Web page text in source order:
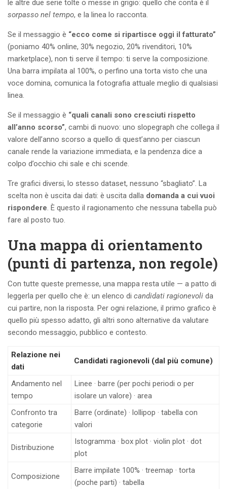
le altre due serie tolte o messe in grigio: quello che conta è il
sorpasso nel tempo, e la linea lo racconta.
Se il messaggio è “ecco come si ripartisce oggi il fatturato”
(poniamo 40% online, 30% negozio, 20% rivenditori, 10%
marketplace), non ti serve il tempo: ti serve la composizione.
Una barra impilata al 100%, o perfino una torta visto che una
voce domina, comunica la fotografia attuale meglio di qualsiasi
linea.
Se il messaggio è “quali canali sono cresciuti rispetto
all’anno scorso”, cambi di nuovo: uno slopegraph che collega il
valore dell’anno scorso a quello di quest’anno per ciascun
canale rende la variazione immediata, e la pendenza dice a
colpo d’occhio chi sale e chi scende.
Tre grafici diversi, lo stesso dataset, nessuno “sbagliato”. La
scelta non è uscita dai dati: è uscita dalla domanda a cui vuoi
rispondere . È questo il ragionamento che nessuna tabella può
fare al posto tuo.
Una mappa di orientamento
(punti di partenza, non regole)
Con tutte queste premesse, una mappa resta utile — a patto di
leggerla per quello che è: un elenco di candidati ragionevoli da
cui partire, non la risposta. Per ogni relazione, il primo grafico è
quello più spesso adatto, gli altri sono alternative da valutare
secondo messaggio, pubblico e contesto.
Relazione nei
dati
Candidati ragionevoli (dal più comune)
Andamento nel
tempo
Linee · barre (per pochi periodi o per
isolare un valore) · area
Confronto tra
categorie
Barre (ordinate) · lollipop · tabella con
valori
Distribuzione
Istogramma · box plot · violin plot · dot
plot
Composizione
Barre impilate 100% · treemap · torta
(poche parti) · tabella